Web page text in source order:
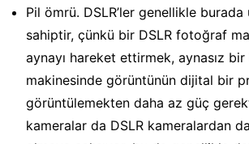
Pil ömrü. DSLR’ler genellikle
sahiptir, çünkü bir DSLR fotoğraf
aynayı hareket ettirmek, aynasız
makinesinde görüntünün dijital bir
görüntülemekten daha az güç
kameralar da DSLR kameralardan